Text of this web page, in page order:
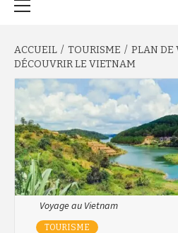
ACCUEIL TOURISME
PLAN DE
DÉCOUVRIR LE VIETNAM
Voyage au Vietnam
TOURISME